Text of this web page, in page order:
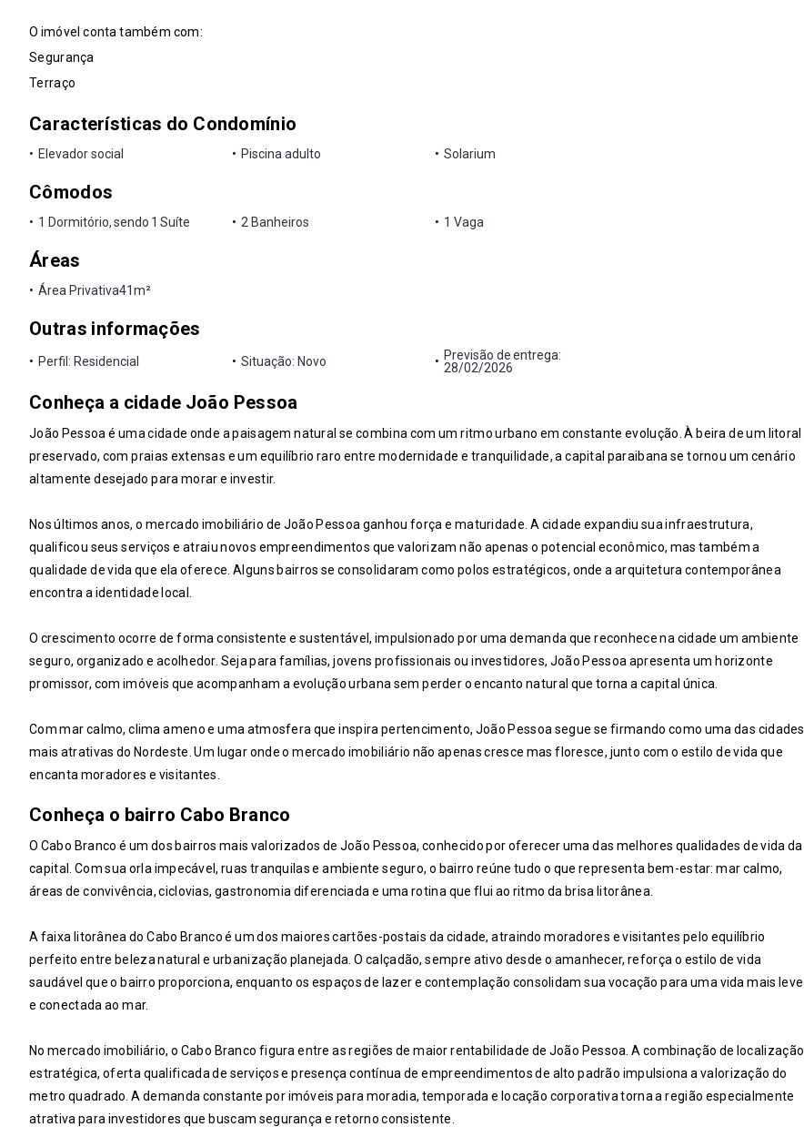
O imóvel conta também com:
Segurança
Terraço
Características do Condomínio
• Elevador social • Piscina adulto • Solarium
Cômodos
• 1 Dormitório, sendo 1 Suíte • 2 Banheiros • 1 Vaga
Áreas
• Área Privativa41m²
Outras informações
• Perfil: Residencial • Situação: Novo • Previsão de entrega:
28/02/2026
Conheça a cidade João Pessoa
João Pessoa é uma cidade onde a paisagem natural se combina com um ritmo urbano em constante evolução. À beira de um litoral
preservado, com praias extensas e um equilíbrio raro entre modernidade e tranquilidade, a capital paraibana se tornou um cenário
altamente desejado para morar e investir.
Nos últimos anos, o mercado imobiliário de João Pessoa ganhou força e maturidade. A cidade expandiu sua infraestrutura,
qualificou seus serviços e atraiu novos empreendimentos que valorizam não apenas o potencial econômico, mas também a
qualidade de vida que ela oferece. Alguns bairros se consolidaram como polos estratégicos, onde a arquitetura contemporânea
encontra a identidade local.
O crescimento ocorre de forma consistente e sustentável, impulsionado por uma demanda que reconhece na cidade um ambiente
seguro, organizado e acolhedor. Seja para famílias, jovens profissionais ou investidores, João Pessoa apresenta um horizonte
promissor, com imóveis que acompanham a evolução urbana sem perder o encanto natural que torna a capital única.
Com mar calmo, clima ameno e uma atmosfera que inspira pertencimento, João Pessoa segue se firmando como uma das cidades
mais atrativas do Nordeste. Um lugar onde o mercado imobiliário não apenas cresce mas floresce, junto com o estilo de vida que
encanta moradores e visitantes.
Conheça o bairro Cabo Branco
O Cabo Branco é um dos bairros mais valorizados de João Pessoa, conhecido por oferecer uma das melhores qualidades de vida da
capital. Com sua orla impecável, ruas tranquilas e ambiente seguro, o bairro reúne tudo o que representa bem-estar: mar calmo,
áreas de convivência, ciclovias, gastronomia diferenciada e uma rotina que flui ao ritmo da brisa litorânea.
A faixa litorânea do Cabo Branco é um dos maiores cartões-postais da cidade, atraindo moradores e visitantes pelo equilíbrio
perfeito entre beleza natural e urbanização planejada. O calçadão, sempre ativo desde o amanhecer, reforça o estilo de vida
saudável que o bairro proporciona, enquanto os espaços de lazer e contemplação consolidam sua vocação para uma vida mais leve
e conectada ao mar.
No mercado imobiliário, o Cabo Branco figura entre as regiões de maior rentabilidade de João Pessoa. A combinação de localização
estratégica, oferta qualificada de serviços e presença contínua de empreendimentos de alto padrão impulsiona a valorização do
metro quadrado. A demanda constante por imóveis para moradia, temporada e locação corporativa torna a região especialmente
atrativa para investidores que buscam segurança e retorno consistente.